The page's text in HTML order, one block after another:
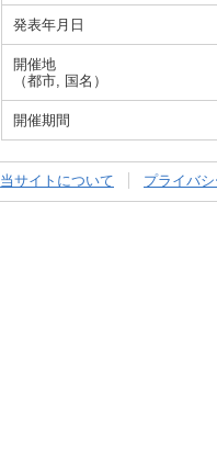
発表年月日
開催地
（都市, 国名）
開催期間
当サイトについて プライバ